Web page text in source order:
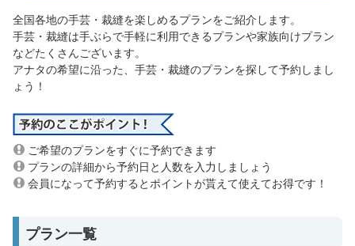
全国各地の手芸・裁縫を楽しめるプランをご紹介します。
手芸・裁縫は手ぶらで手軽に利用できるプランや家族向けプラン
などたくさんございます。
アナタの希望に沿った、手芸・裁縫のプランを探して予約しまし
ょう！
ご希望のプランをすぐに予約できます
プランの詳細から予約日と人数を入力しましょう
会員になって予約するとポイントが貰えて使えてお得です！
プラン一覧